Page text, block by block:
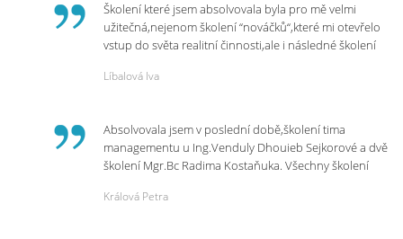
Školení které jsem absolvovala byla pro mě velmi
užitečná,nejenom školení “nováčků“,které mi otevřelo
vstup do světa realitní činnosti,ale i následné školení
p.Vendulce která s nesmírnou lidskostí,přesto
potřebná školení,která Realitní Akademie umožňuje.
Líbalová Iva
Absolvovala jsem v poslední době,školení tima
managementu u Ing.Venduly Dhouieb Sejkorové a dvě
školení Mgr.Bc Radima Kostaňuka. Všechny školení
práci a na život.
Králová Petra